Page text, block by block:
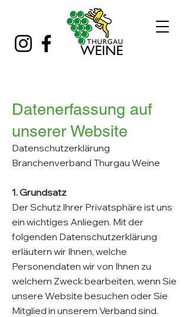
Datenerfassung auf
unserer Website
Datenschutzerklärung
Branchenverband Thurgau Weine
1. Grundsatz
Der Schutz Ihrer Privatsphäre ist uns
ein wichtiges Anliegen. Mit der
folgenden Datenschutzerklärung
erläutern wir Ihnen, welche
Personendaten wir von Ihnen zu
welchem Zweck bearbeiten, wenn Sie
unsere Website besuchen oder Sie
Mitglied in unserem Verband sind.